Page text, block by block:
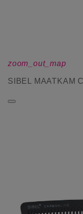
zoom_out_map
SIBEL MAATKAM